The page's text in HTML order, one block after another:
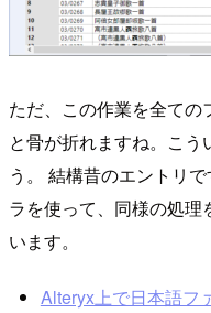
ただ、この作業を全ての
と骨が折れますね。こう
う。 結構昔のエントリ
ラを使って、同様の処理
います。
Alteryx上で日本語フ